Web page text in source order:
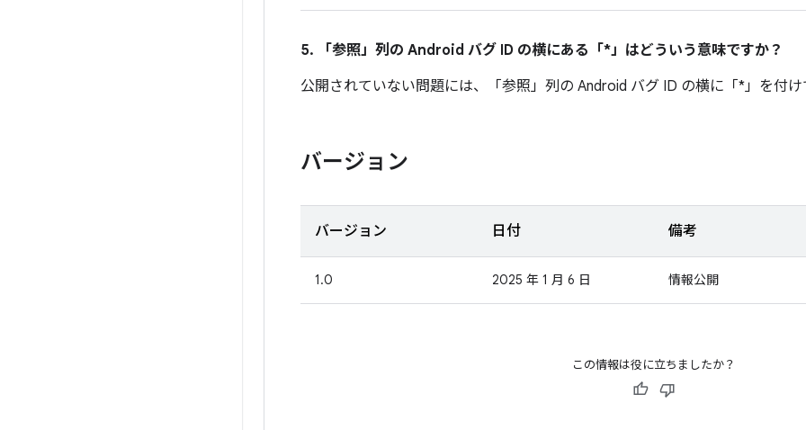
5. 「参照」 列の Android バグ ID の横にある「*」はどういう意味ですか？
公開されていない問題には、「参照」 列の Android バグ ID の横に「*」を付け
バージョン
バージョン 日付 備考
1.0 2025 年 1 月 6 日 情報公開
この情報は役に立ちましたか？